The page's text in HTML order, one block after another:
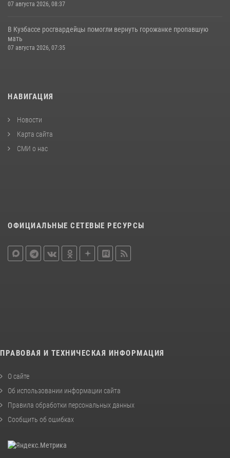
07 августа 2026, 08:37
В Кузбассе росгвардейцы помогли вернуть горожанке пропавшую
мать
07 августа 2026, 07:35
НАВИГАЦИЯ
Новости
Карта сайта
СМИ о нас
ОФИЦИАЛЬНЫЕ СЕТЕВЫЕ РЕСУРСЫ
ПРАВОВАЯ И ТЕХНИЧЕСКАЯ ИНФОРМАЦИЯ
О сайте
Об использовании информации сайта
Правила обработки персональных данных
Сообщить об ошибках